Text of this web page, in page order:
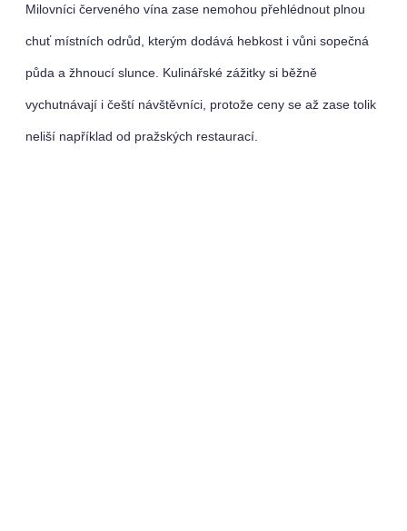
Milovníci červeného vína zase nemohou přehlédnout plnou
chuť místních odrůd, kterým dodává hebkost i vůni sopečná
půda a žhnoucí slunce. Kulinářské zážitky si běžně
vychutnávají i čeští návštěvníci, protože ceny se až zase tolik
neliší například od pražských restaurací.